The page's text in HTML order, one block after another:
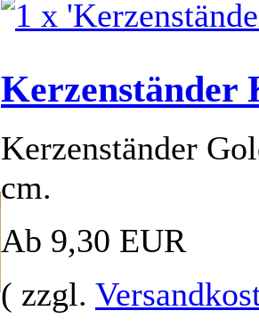
Kerzenständer
Kerzenständer
cm.
Ab 9,30 EUR
( zzgl.